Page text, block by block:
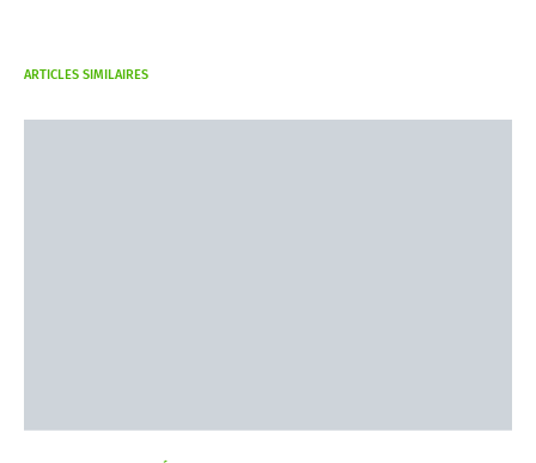
ARTICLES SIMILAIRES